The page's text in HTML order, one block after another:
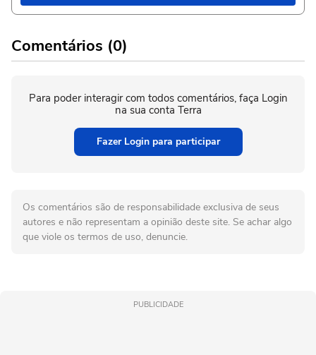
Comentários (0)
Para poder interagir com todos comentários, faça Login
na sua conta Terra
Fazer Login para participar
Os comentários são de responsabilidade exclusiva de seus
autores e não representam a opinião deste site. Se achar algo
que viole os termos de uso, denuncie.
PUBLICIDADE